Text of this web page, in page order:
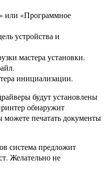
или «Программное
устройства и
мастера установки.
инициализации.
будут установлены
обнаружит
можете печатать документы
система предложит
Желательно не